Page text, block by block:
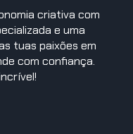
criativa com
e uma
tuas paixões em
com confiança.